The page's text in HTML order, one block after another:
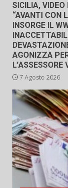
SICILIA, VIDEO
“AVANTI CON
INSORGE IL
AGONIZZA
7 Agosto 2026